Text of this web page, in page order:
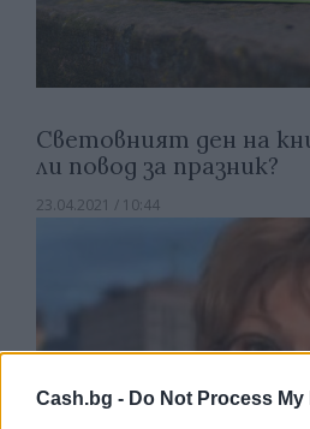
Cash.bg - Do Not Process
Световният ден на
ли повод за празник?
23.04.2021 / 10:44